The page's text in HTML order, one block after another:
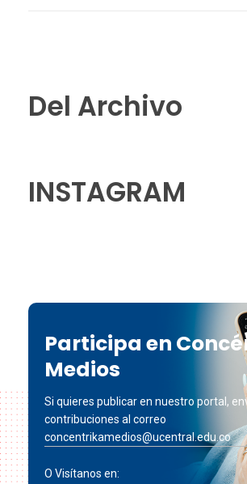
Del Archivo
INSTAGRAM
Participa en
Medios
Si quieres publicar en nuestro portal,
contribuciones al correo
concentrikamedios@ucentral.edu.co
O Visítanos en: